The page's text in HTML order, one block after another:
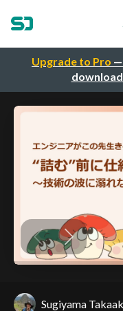
Upgrade to Pro —
Sugiyama